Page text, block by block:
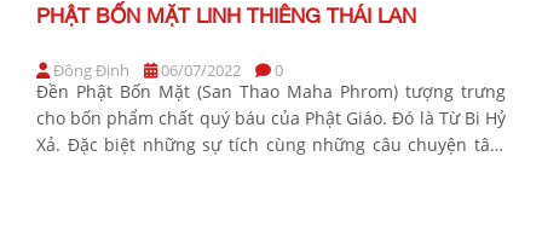
PHẬT BỐN MẶT LINH THIÊNG THÁI LAN
Đông Định 06/07/2022 0
Đền Phật Bốn Mặt (San Thao Maha Phrom) tượng trưng
cho bốn phẩm chất quý báu của Phật Giáo. Đó là Từ Bi Hỷ
Xả. Đặc biệt những sự tích cùng những câu chuyện tâm